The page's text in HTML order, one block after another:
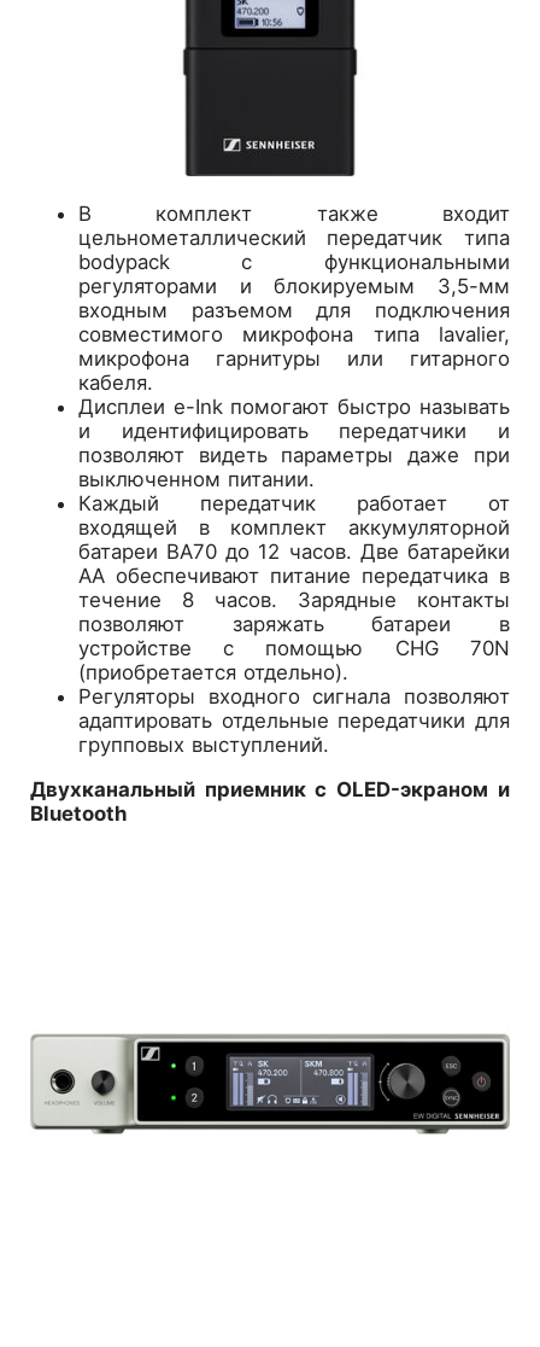
В комплект также входит
цельнометаллический передатчик типа
bodypack с функциональными
регуляторами и блокируемым 3,5-мм
входным разъемом для подключения
совместимого микрофона типа lavalier,
микрофона гарнитуры или гитарного
кабеля.
Дисплеи e-Ink помогают быстро называть
и идентифицировать передатчики и
позволяют видеть параметры даже при
выключенном питании.
Каждый передатчик работает от
входящей в комплект аккумуляторной
батареи BA70 до 12 часов. Две батарейки
AA обеспечивают питание передатчика в
течение 8 часов. Зарядные контакты
позволяют заряжать батареи в
устройстве с помощью CHG 70N
(приобретается отдельно).
Регуляторы входного сигнала позволяют
адаптировать отдельные передатчики для
групповых выступлений.
Двухканальный приемник с OLED-экраном и
Bluetooth